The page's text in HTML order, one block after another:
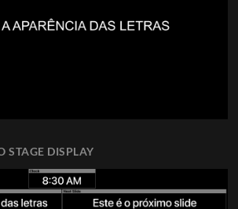
STAGE DISPLAY